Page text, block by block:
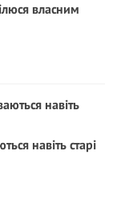
власним
навіть старі